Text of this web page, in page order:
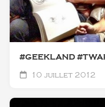
#GEEKLAND
10 juillet 2012